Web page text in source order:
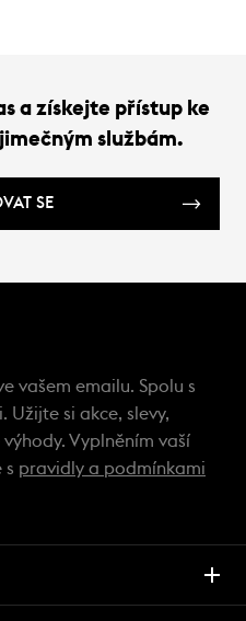
a získejte přístup ke
službám.
SE
vašem emailu. Spolu s
Užijte si akce, slevy,
Vyplněním vaší
s pravidly a podmínkami